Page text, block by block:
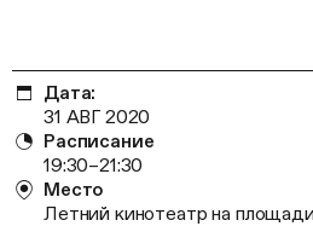
Дата:
31 АВГ 2020
Расписание
19:30–21:30
Место
Летний кинотеатр на